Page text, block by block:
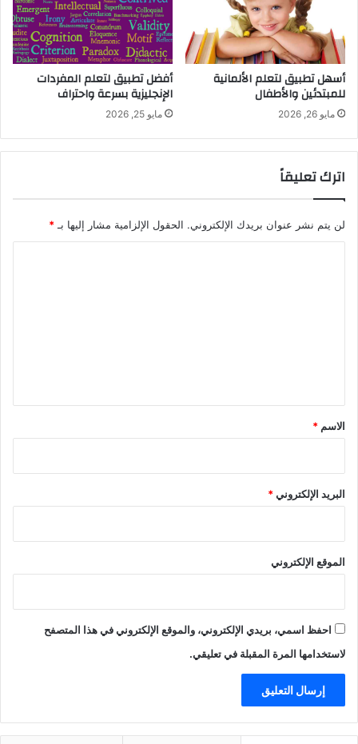
أسهل تطبيق لتعلم الألمانية
للمبتدئين والأطفال
مايو 26, 2026
أفضل تطبيق لتعلم المفردات
الإنجليزية بسرعة واحتراف
مايو 25, 2026
اترك تعليقاً
لن يتم نشر عنوان بريدك الإلكتروني. الحقول الإلزامية مشار إليها بـ *
*
الاسم *
البريد الإلكتروني*
الموقع الإلكتروني
احفظ اسمي، بريدي الإلكتروني، والموقع الإلكتروني في هذا المتصفح
لاستخدامها المرة المقبلة في تعليقي.